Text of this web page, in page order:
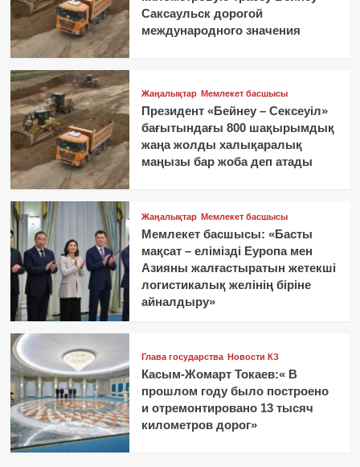
Саксаульск дорогой
международного значения
Жаңалықтар Мемлекет басшысы
Президент «Бейнеу – Сексеуіл»
бағытындағы 800 шақырымдық
жаңа жолды халықаралық
маңызы бар жоба деп атады
Жаңалықтар Мемлекет басшысы
Мемлекет басшысы: «Басты
мақсат – елімізді Еуропа мен
Азияны жалғастыратын жетекші
логистикалық желінің біріне
айналдыру»
Глава государства Новости КЗ
Касым-Жомарт Токаев:« В
прошлом году было построено
и отремонтировано 13 тысяч
километров дорог»